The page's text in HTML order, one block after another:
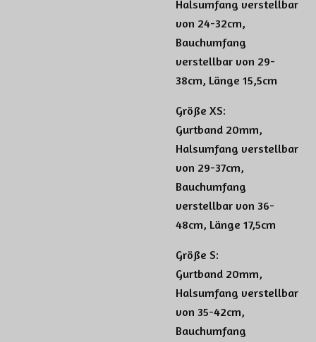
Halsumfang verstellbar
von 24-32cm,
Bauchumfang
verstellbar von 29-
38cm, Länge 15,5cm
Größe XS:
Gurtband 20mm,
Halsumfang verstellbar
von 29-37cm,
Bauchumfang
verstellbar von 36-
48cm, Länge 17,5cm
Größe S:
Gurtband 20mm,
Halsumfang verstellbar
von 35-42cm,
Bauchumfang